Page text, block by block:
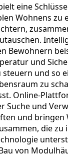
eine
Wohnens zu
Bewohnern
und
steuern und so
zu
Online-
Suche und
und bringen
die zu
von